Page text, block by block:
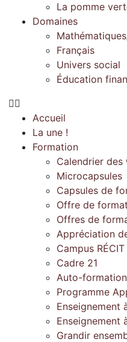
La pomme
Domaines
Français
Univers social
Éducation
Accueil
La une !
Formation
Calendrier des
Microcapsules
Capsules de
Offre de
Offres de
Appréciation
Campus RÉCIT
Cadre 21
Auto-
Programme
Enseignement
Enseignement
Grandir